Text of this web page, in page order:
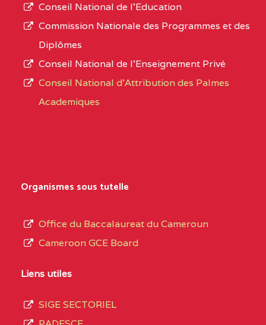
CENTRE
COLLEGE PANAFRICAIN
DE L'EXCELLENCE BP
CENTRE
COLLEGE PRIVE
CENTRE
COLLEGE PRIVE LAIC
SAINT MICHEL
CENTRE
L’offre
d’éducation
de
du
de
Conseil National de l’Education
Commission Nationale des Programmes et des
Diplômes
Conseil National de l’Enseignement Privé
Conseil National d'Attribution des Palmes
Academiques
Organismes sous tutelle
Office du Baccalaureat du Cameroun
Cameroon GCE Board
Liens utiles
SIGE SECTORIEL